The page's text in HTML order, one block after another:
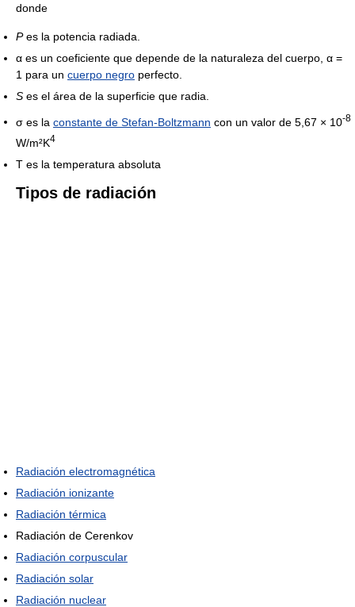
donde
Pes la potencia radiada.
α es un coeficiente que depende de la naturaleza del cuerpo, α =
1 para un cuerpo negro perfecto.
S es el área de la superficie que radia.
σ es la constante de Stefan-Boltzmann con un valor de 5,67 × 10-8
W/m²K4
T es la temperatura absoluta
Tipos de radiación
Radiación electromagnética
Radiación ionizante
Radiación térmica
Radiación de Cerenkov
Radiación corpuscular
Radiación solar
Radiación nuclear